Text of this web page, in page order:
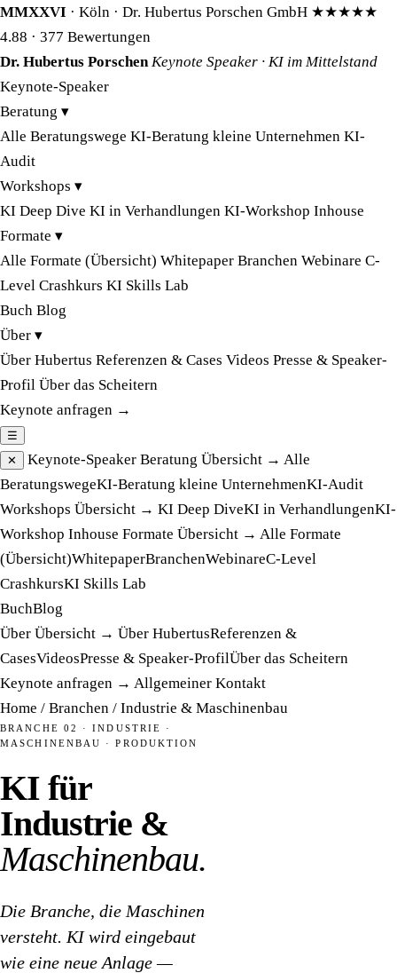
MMXXVI · Köln · Dr. Hubertus Porschen GmbH ★★★★★
4.88 · 377 Bewertungen
Dr. Hubertus Porschen Keynote Speaker · KI im Mittelstand
Keynote-Speaker
Beratung ▾
Alle Beratungswege KI-Beratung kleine Unternehmen KI-
Audit
Workshops ▾
KI Deep Dive KI in Verhandlungen KI-Workshop Inhouse
Formate ▾
Alle Formate (Übersicht) Whitepaper Branchen Webinare C-
Level Crashkurs KI Skills Lab
Buch Blog
Über ▾
Über Hubertus Referenzen & Cases Videos Presse & Speaker-
Profil Über das Scheitern
Keynote anfragen →
☰
✕
Keynote-Speaker Beratung Übersicht → Alle
BeratungswegeKI-Beratung kleine UnternehmenKI-Audit
Workshops Übersicht → KI Deep DiveKI in VerhandlungenKI-
Workshop Inhouse Formate Übersicht → Alle Formate
(Übersicht)WhitepaperBranchenWebinareC-Level
CrashkursKI Skills Lab
BuchBlog
Über Übersicht → Über HubertusReferenzen &
CasesVideosPresse & Speaker-ProfilÜber das Scheitern
Keynote anfragen → Allgemeiner Kontakt
Home / Branchen / Industrie & Maschinenbau
BRANCHE 02 · INDUSTRIE ·
MASCHINENBAU · PRODUKTION
KI für
Industrie &
Maschinenbau.
Die Branche, die Maschinen
versteht. KI wird eingebaut
wie eine neue Anlage —